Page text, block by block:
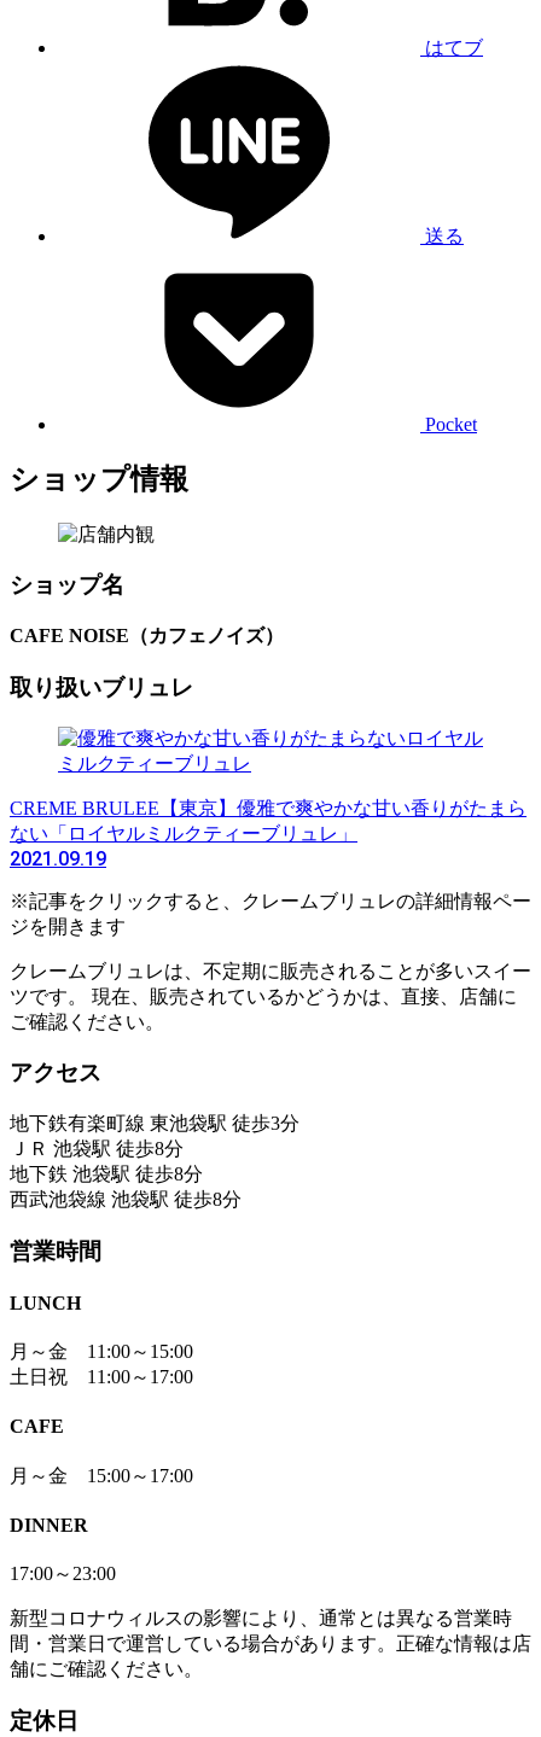
はてブ
送る
Pocket
ショップ情報
ショップ名
CAFE NOISE（カフェノイズ）
取り扱いブリュレ
CREME BRULEE 【東京】優雅で爽やかな甘い香りがたまら
ない「ロイヤルミルクティーブリュレ」
2021.09.19
※記事をクリックすると、クレームブリュレの詳細情報ペー
ジを開きます
クレームブリュレは、不定期に販売されることが多いスイー
ツです。 現在、販売されているかどうかは、直接、店舗に
ご確認ください。
アクセス
地下鉄有楽町線 東池袋駅 徒歩3分
ＪＲ 池袋駅 徒歩8分
地下鉄 池袋駅 徒歩8分
西武池袋線 池袋駅 徒歩8分
営業時間
LUNCH
月～金 11:00～15:00
土日祝 11:00～17:00
CAFE
月～金 15:00～17:00
DINNER
17:00～23:00
新型コロナウィルスの影響により、通常とは異なる営業時
間・営業日で運営している場合があります。正確な情報は店
舗にご確認ください。
定休日